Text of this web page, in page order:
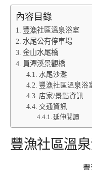
內容目錄
豐漁社區溫泉浴室
水尾公有停車場
金山水尾橋
員潭溪景觀橋
水尾沙灘
豐漁社區溫泉浴
店家/景點資訊
交通資訊
延伸閱讀
豐漁社區溫